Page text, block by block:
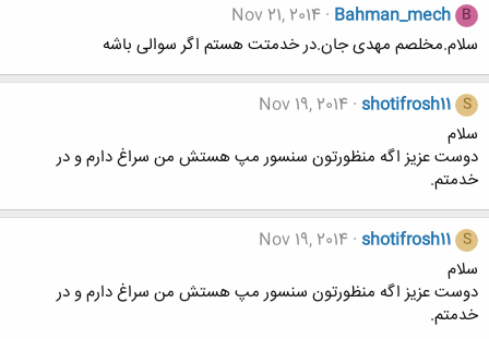
B
Bahman_mech
Nov 21, 2014
سلام.مخلصم مهدی جان.در خدمتت هستم اگر سوالی باشه
S
shotifrosh11
Nov 19, 2014
سلام
دوست عزيز اگه منظورتون سنسور مپ هستش من سراغ دارم و در
خدمتم.
S
shotifrosh11
Nov 19, 2014
سلام
دوست عزيز اگه منظورتون سنسور مپ هستش من سراغ دارم و در
خدمتم.